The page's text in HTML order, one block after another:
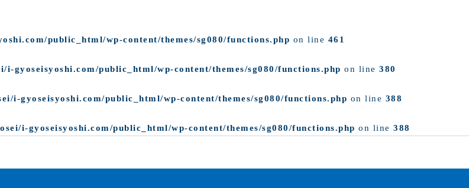
public_html/wp-content/themes/sg080/functions.php on line 461
i-gyoseisyoshi.com/public_html/wp-content/themes/sg080/functions.php on line 380
i-gyoseisyoshi.com/public_html/wp-content/themes/sg080/functions.php on line 388
i-gyoseisyoshi.com/public_html/wp-content/themes/sg080/functions.php on line 388